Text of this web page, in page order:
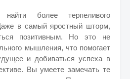
более терпеливого
в самый яростный шторм,
позитивным. Но это не
мышления, что помогает
и добиваться успеха в
Вы умеете замечать те